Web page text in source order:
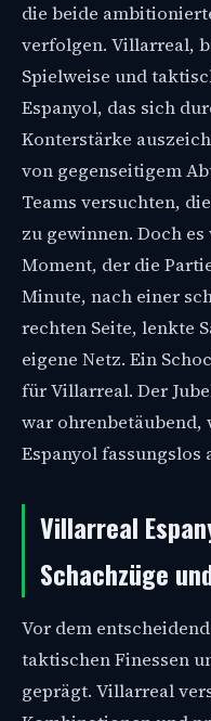
die beide
verfolgen. Villarreal,
Spielweise und
Espanyol, das sich
Konterstärke
von gegenseitigem
Teams versuchten,
zu gewinnen. Doch
Moment, der die
Minute, nach einer
rechten Seite, lenkte
eigene Netz. Ein
für Villarreal. Der
war ohrenbetäubend,
Espanyol fassungslos
Villarreal
Schachzüge
Vor dem
taktischen Finessen
geprägt. Villarreal